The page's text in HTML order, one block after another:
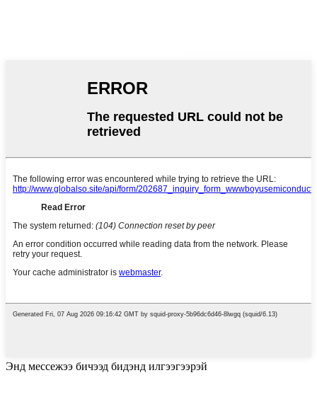
Энд мессежээ бичээд бидэнд илгээгээрэй